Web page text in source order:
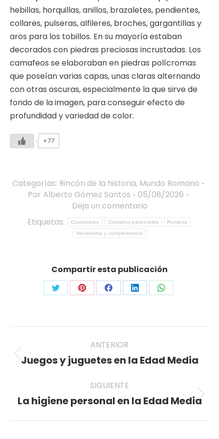
hebillas, horquillas, anillos, brazaletes, pendientes,
collares, pulseras, alfileres, broches, gargantillas y
aros para los tobillos. En su mayoría estaban
decorados con piedras preciosas incrustadas. Los
camafeos se elaboraban en piedras polícromas
que poseían varias capas, unas claras alternando
con otras oscuras, especialmente la que sirve de
fondo de la imagen, para conseguir efecto de
profundidad y variedad de color.
+77
Categorías: Rincón de la historia, Mundo Romano
Por Alberto Gómez Santos
05/08/2026
Deja un comentario
Etiquetas:
Costumbres Cuidados personales Romana
Vestimenta y complementos
Compartir esta publicación
Share
Twitter
Share
Pinterest
Share
Facebook
Share
LinkedIn
Share
WhatsApp
Navegación
entre
publicaciones
ANTERIOR
Publicación
Juegos y juguetes en la Edad Media
SIGUIENTE
Publicación
La higiene personal en la Edad Media